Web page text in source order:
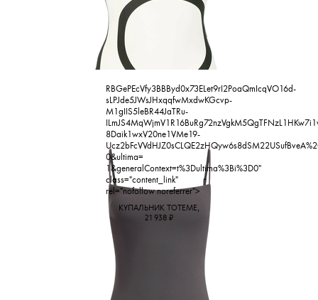
RBGePEcVfy3BBByd0x73ELet9rI2PoaQmIcqVO16d-
sLPJde5JWsJHxqqfwMxdwKGcvp-
M1gIIS5leBR44JaTRu-
8Daik1wxV20ne1VMe19-
0&ultima=
1&generalContext=t%3Dultima%3Bi%3D0"
class="content_link"
rel="nofollow noreferrer">
КУПАЛЬНИК TOTEME,
21 938₽